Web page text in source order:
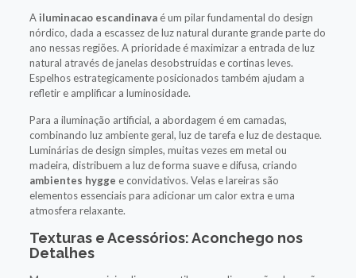
A iluminacao escandinavaé um pilar fundamental do design
nórdico, dada a escassez de luz natural durante grande parte do
ano nessas regiões. A prioridade é maximizar a entrada de luz
natural através de janelas desobstruídas e cortinas leves.
Espelhos estrategicamente posicionados também ajudam a
refletir e amplificar a luminosidade.
Para a iluminação artificial, a abordagem é em camadas,
combinando luz ambiente geral, luz de tarefa e luz de destaque.
Luminárias de design simples, muitas vezes em metal ou
madeira, distribuem a luz de forma suave e difusa, criando
ambientes hygge e convidativos. Velas e lareiras são
elementos essenciais para adicionar um calor extra e uma
atmosfera relaxante.
Texturas e Acessórios: Aconchego nos
Detalhes